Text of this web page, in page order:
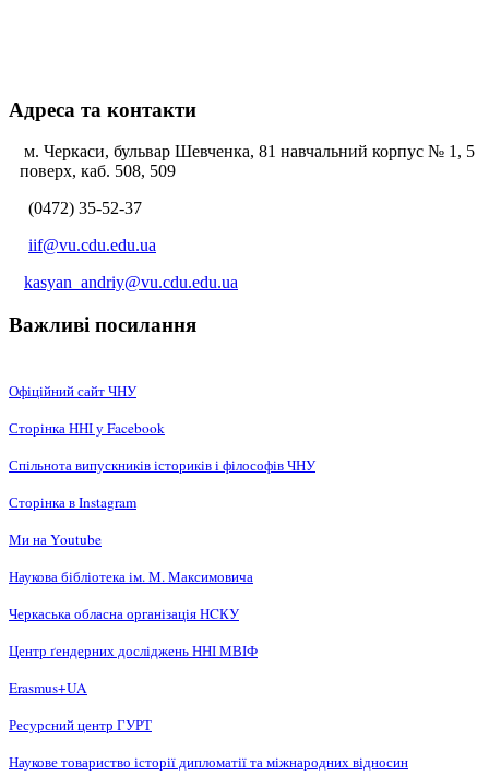
Адреса та контакти
м. Черкаси, бульвар Шевченка, 81 навчальний корпус № 1, 5
поверх, каб. 508, 509
(0472) 35-52-37
iif@vu.cdu.edu.ua
kasyan_andriy@vu.cdu.edu.ua
Важливі посилання
Офіційний сайт ЧНУ
Сторінка ННІ у Facebook
Спільнота випускників істориків і філософів ЧНУ
Сторінка в Instagram
Ми на Youtube
Наукова бібліотека ім. М. Максимовича
Черкаська обласна організація НCКУ
Центр ґендерних досліджень ННІ МВІФ
Erasmus+UA
Ресурсний центр ГУРТ
Наукове товариство історії дипломатії та міжнародних відносин